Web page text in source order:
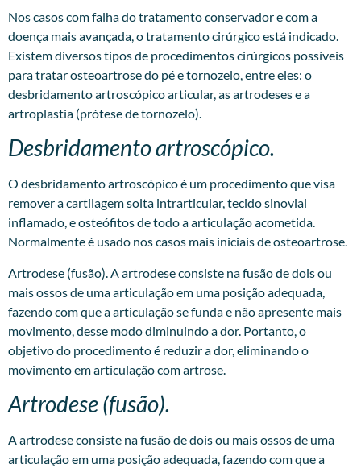
Nos casos com falha do tratamento conservador e com a
doença mais avançada, o tratamento cirúrgico está indicado.
Existem diversos tipos de procedimentos cirúrgicos possíveis
para tratar osteoartrose do pé e tornozelo, entre eles: o
desbridamento artroscópico articular, as artrodeses e a
artroplastia (prótese de tornozelo).
Desbridamento artroscópico.
O desbridamento artroscópico é um procedimento que visa
remover a cartilagem solta intrarticular, tecido sinovial
inflamado, e osteófitos de todo a articulação acometida.
Normalmente é usado nos casos mais iniciais de osteoartrose.
Artrodese (fusão). A artrodese consiste na fusão de dois ou
mais ossos de uma articulação em uma posição adequada,
fazendo com que a articulação se funda e não apresente mais
movimento, desse modo diminuindo a dor. Portanto, o
objetivo do procedimento é reduzir a dor, eliminando o
movimento em articulação com artrose.
Artrodese (fusão).
A artrodese consiste na fusão de dois ou mais ossos de uma
articulação em uma posição adequada, fazendo com que a